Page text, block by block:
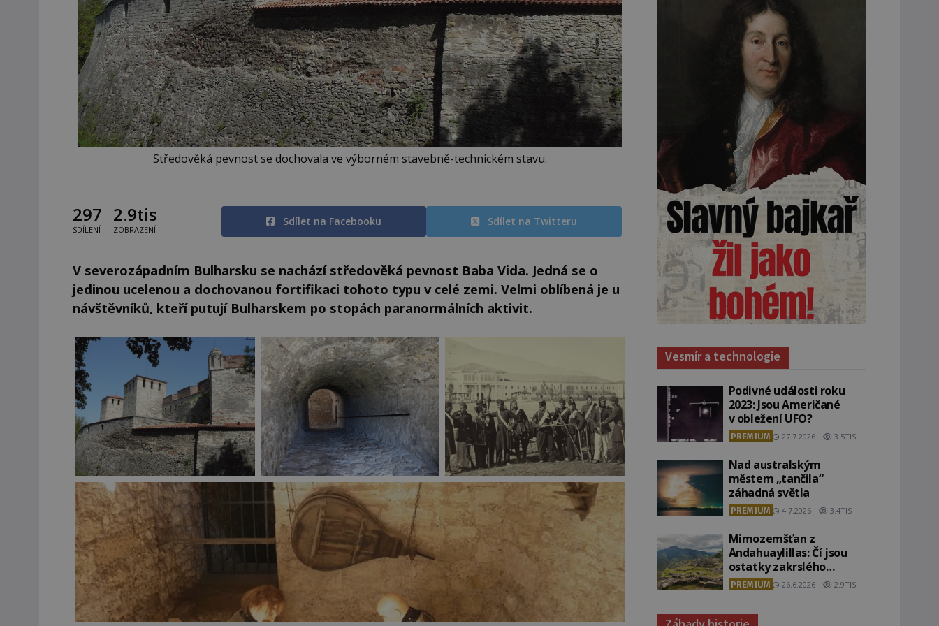
Středověká pevnost se dochovala ve výborném stavebně-technickém stavu.
297
SDÍLENÍ
2.9tis
ZOBRAZENÍ
Sdílet na Facebooku Sdílet na Twitteru
V severozápadním Bulharsku se nachází středověká pevnost Baba Vida. Jedná se o
jedinou ucelenou a dochovanou fortifikaci tohoto typu v celé zemi. Velmi oblíbená je u
návštěvníků, kteří putují Bulharskem po stopách paranormálních aktivit.
Vesmír a technologie
Podivné události roku
2023: Jsou Američané
v obležení UFO?
PREMIUM 27.7.2026 3.5TIS
Nad australským
městem „tančila“
záhadná světla
PREMIUM 4.7.2026 3.4TIS
Mimozemšťan z
Andahuaylillas: Čí jsou
ostatky zakrslého
stvoření s ohromnou
lebkou?
PREMIUM 26.6.2026 2.9TIS